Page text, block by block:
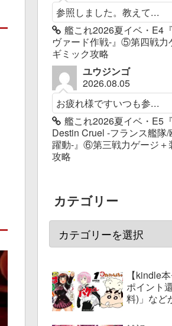
参照しました。教えて...
艦これ2026夏イベ・E4
ヴァード作戦-』⑤第四戦力
ギミック攻略
ユウジンゴ
2026.08.05
お疲れ様ですいつも参...
艦これ2026夏イベ・E5
Destin Cruel -フランス艦隊
躍動-』⑥第三戦力ゲージ＋
攻略
カテゴリー
【kindle
ポイント
料)」など